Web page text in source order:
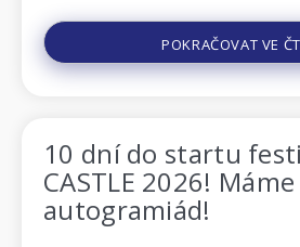
být!...
POKRAČOVAT VE
10 dní do startu
CASTLE 2026!
autogramiád!